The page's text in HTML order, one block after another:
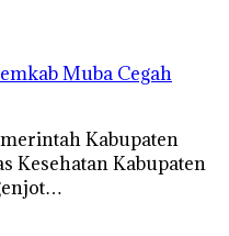
Muba Cegah
Kabupaten
Kesehatan Kabupaten